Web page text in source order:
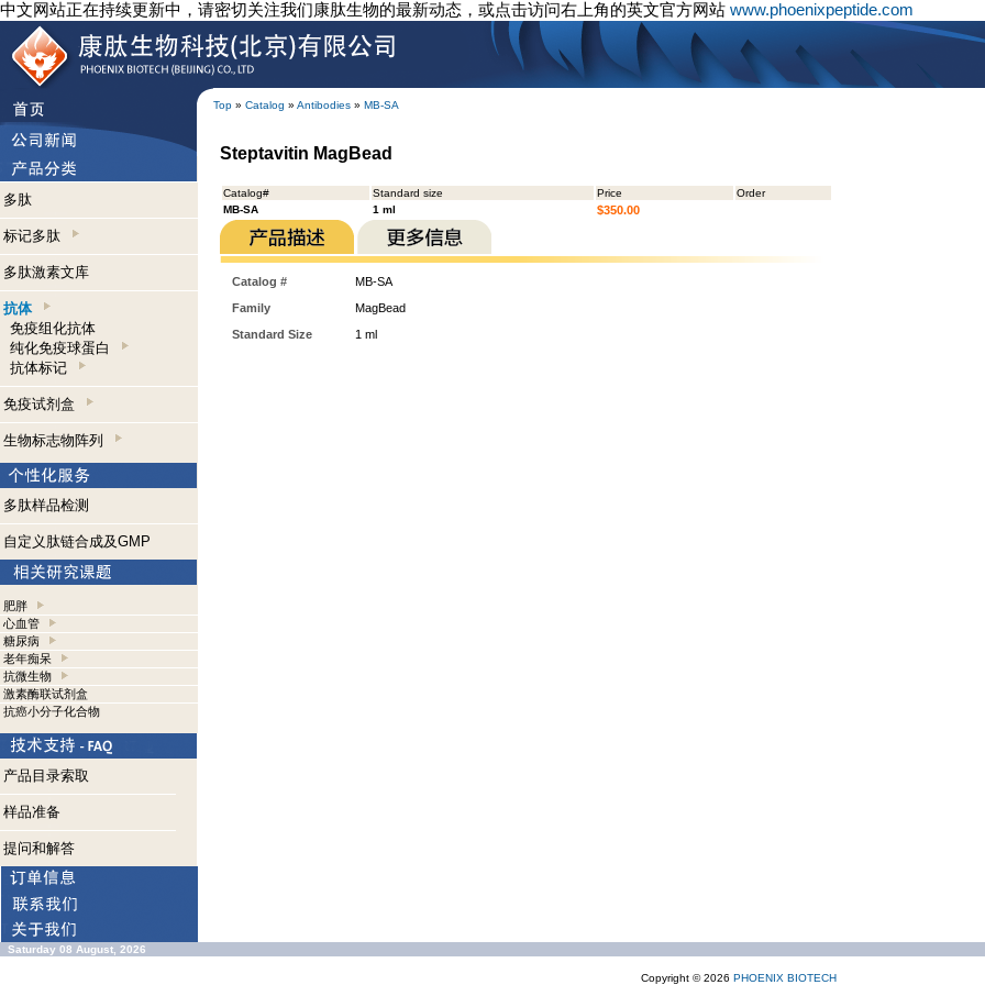
中文网站正在持续更新中，请密切关注我们康肽生物的最新动态，或点击访问右上角的英文官方网站 www.phoenixpeptide.com
Top » Catalog » Antibodies » MB-SA
多肽
标记多肽
多肽激素文库
抗体
免疫组化抗体
纯化免疫球蛋白
抗体标记
免疫试剂盒
生物标志物阵列
多肽样品检测
自定义肽链合成及GMP
肥胖
心血管
糖尿病
老年痴呆
抗微生物
激素酶联试剂盒
抗癌小分子化合物
产品目录索取
样品准备
提问和解答
Steptavitin MagBead
Catalog# Standard size Price
Order
MB-SA
1 ml $350.00
Catalog #
MB-SA
Family
MagBead
Standard Size
1 ml
Saturday 08 August, 2026
Copyright © 2026 PHOENIX BIOTECH